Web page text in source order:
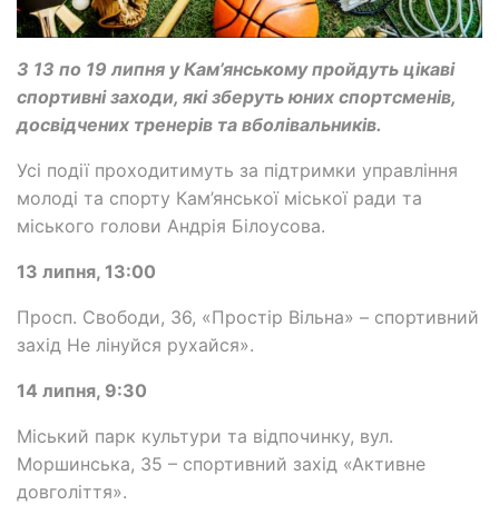
З 13 по 19 липня у Кам’янському пройдуть цікаві
спортивні заходи, які зберуть юних спортсменів,
досвідчених тренерів та вболівальників.
Усі події проходитимуть за підтримки управління
молоді та спорту Кам’янської міської ради та
міського голови Андрія Білоусова.
13 липня, 13:00
Просп. Свободи, 36, «Простір Вільна» – спортивний
захід Не лінуйся рухайся».
14 липня, 9:30
Міський парк культури та відпочинку, вул.
Моршинська, 35 – спортивний захід «Активне
довголіття».